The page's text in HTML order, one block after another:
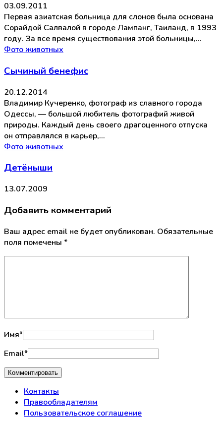
03.09.2011
Первая азиатская больница для слонов была основана
Сорайдой Салвалой в городе Лампанг, Таиланд, в 1993
году. За все время существования этой больницы,…
Фото животных
Сычиный бенефис
20.12.2014
Владимир Кучеренко, фотограф из славного города
Одессы, — большой любитель фотографий живой
природы. Каждый день своего драгоценного отпуска
он отправлялся в карьер,…
Фото животных
Детёныши
13.07.2009
Добавить комментарий
Ваш адрес email не будет опубликован. Обязательные
поля помечены *
Имя*
Email*
Контакты
Правообладателям
Пользовательское соглашение